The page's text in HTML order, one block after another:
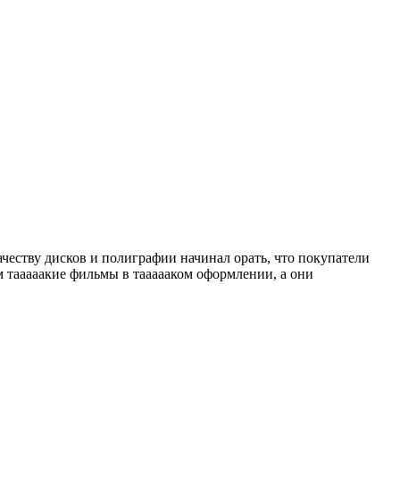
дисков и полиграфии начинал орать, что покупатели
фильмы в таааааком оформлении, а они